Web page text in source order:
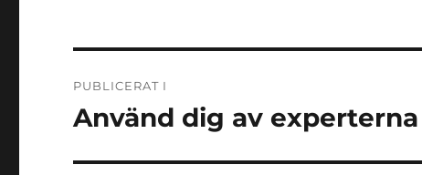
PUBLICERAT I
Använd dig av